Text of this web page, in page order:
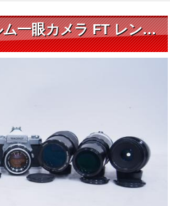
Nikomat フィルム一眼カメラ FT レンズ8本セット ∀